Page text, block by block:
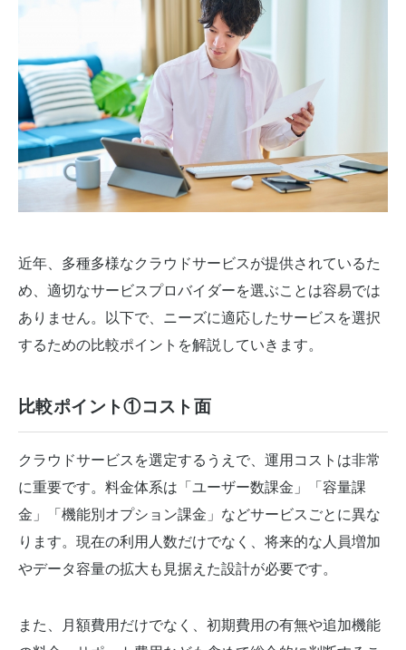
近年、多種多様なクラウドサービスが提供されているた
め、適切なサービスプロバイダーを選ぶことは容易では
ありません。以下で、ニーズに適応したサービスを選択
するための比較ポイントを解説していきます。
比較ポイント①コスト面
クラウドサービスを選定するうえで、運用コストは非常
に重要です。料金体系は「ユーザー数課金」「容量課
金」「機能別オプション課金」などサービスごとに異な
ります。現在の利用人数だけでなく、将来的な人員増加
やデータ容量の拡大も見据えた設計が必要です。
また、月額費用だけでなく、初期費用の有無や追加機能